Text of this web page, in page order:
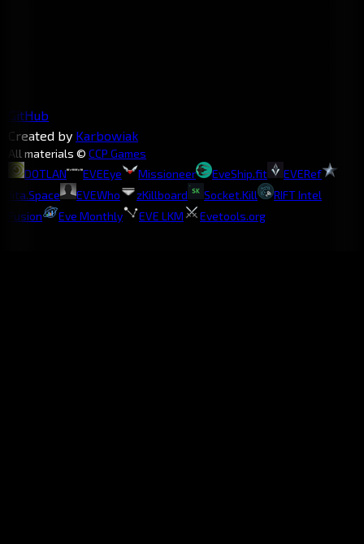
GitHub
Created by Karbowiak
All materials © CCP Games
DOTLAN
EVEEye Missioneer EveShip.fit
EVERef
Jita.Space
EVEWho zKillboard Socket.Kill
RIFT Intel
Fusion
Eve Monthly EVE LKM Evetools.org